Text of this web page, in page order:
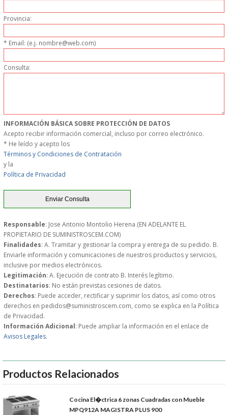
MAQUINARIA DE LIMPIEZA
MENAJE DE COCINA
MAQUINARIA OTROS
MUEBLES INOX. COCINA
PAPEL Y PRODUCTOS UNIUSO
VAJILLA
CUCHILLOS DE COCINA
OUTLET
GASTOS DE ENVIO
FORMA DE PAGO
CONDICIONES DE COMPRA
GARANTIAS Y
DEVOLUCIONES
AVISO LEGAL
POL�TICA DE PRIVACIDAD
Provincia:
* Email: (e.j. nombre@web.com)
Consulta:
INFORMACIÓN BÁSICA SOBRE PROTECCIÓN DE DATOS
Acepto recibir información comercial, incluso por correo electrónico.
* He leído y acepto los
Términos y Condiciones de Contratación
y la
Política de Privacidad
Responsable: Jose Antonio Montolio Herena (EN ADELANTE EL
PROPIETARIO DE SUMINISTROSCEM.COM)
Finalidades: A. Tramitar y gestionar la compra y entrega de su pedido. B.
Enviarle información y comunicaciones de nuestros productos y servicios,
inclusive por medios electrónicos.
Legitimación: A. Ejecución de contrato B. Interés legítimo.
Destinatarios: No están previstas cesiones de datos.
Derechos: Puede acceder, rectificar y suprimir los datos, así como otros
derechos en pedidos@suministroscem.com, como se explica en la Política
de Privacidad.
Información Adicional: Puede ampliar la información en el enlace de
Avisos Legales.
Productos Relacionados
Cocina El�ctrica 6 zonas Cuadradas con Mueble
MPQ912A MAGISTRA PLUS 900